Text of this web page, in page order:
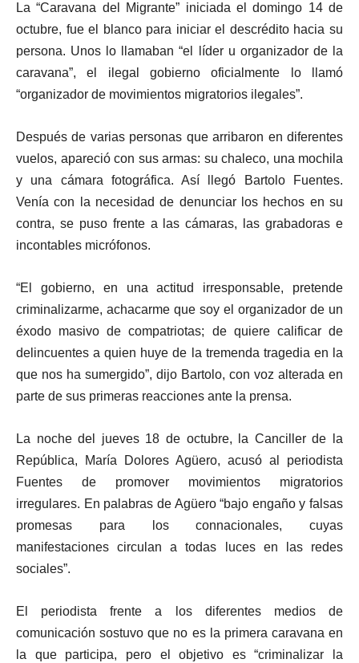
La “Caravana del Migrante” iniciada el domingo 14 de
octubre, fue el blanco para iniciar el descrédito hacia su
persona. Unos lo llamaban “el líder u organizador de la
caravana”, el ilegal gobierno oficialmente lo llamó
“organizador de movimientos migratorios ilegales”.
Después de varias personas que arribaron en diferentes
vuelos, apareció con sus armas: su chaleco, una mochila
y una cámara fotográfica. Así llegó Bartolo Fuentes.
Venía con la necesidad de denunciar los hechos en su
contra, se puso frente a las cámaras, las grabadoras e
incontables micrófonos.
“El gobierno, en una actitud irresponsable, pretende
criminalizarme, achacarme que soy el organizador de un
éxodo masivo de compatriotas; de quiere calificar de
delincuentes a quien huye de la tremenda tragedia en la
que nos ha sumergido”, dijo Bartolo, con voz alterada en
parte de sus primeras reacciones ante la prensa.
La noche del jueves 18 de octubre, la Canciller de la
República, María Dolores Agüero, acusó al periodista
Fuentes de promover movimientos migratorios
irregulares. En palabras de Agüero “bajo engaño y falsas
promesas para los connacionales, cuyas
manifestaciones circulan a todas luces en las redes
sociales”.
El periodista frente a los diferentes medios de
comunicación sostuvo que no es la primera caravana en
la que participa, pero el objetivo es “criminalizar la